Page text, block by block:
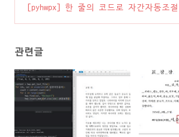
단 추출하기
(0)
[pyhwpx] 한 줄의 코드로 자간자동조절 :
관련글